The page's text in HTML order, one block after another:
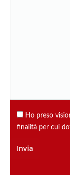
Ho preso
finalità per cui